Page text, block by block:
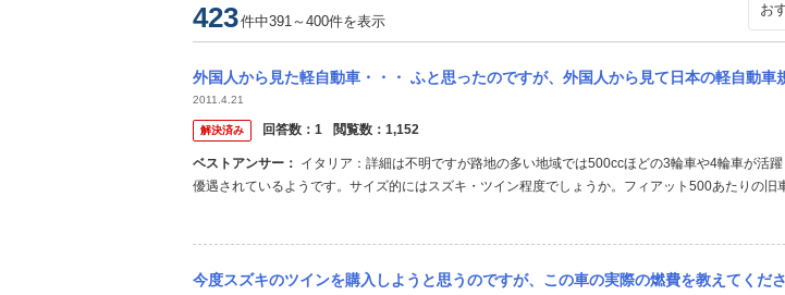
423件中391～400件を表示
外国人から見た軽自動車・・・ ふと思ったのですが、外国人から見て日本の軽自動車規格ってどう感じてるんでしょうか？？ 他の国にはこの様に排気量とサイズが小さい車が区別
2011.4.21
解決済み 回答数： 1 閲覧数： 1,152
ベストアンサー：
優遇されているようです。サイズ的にはスズキ・ツイン程度でしょうか。フィアット500あたりの旧
があるとのこと。 フランス：クワドリシクルという400cc以下の軽4車輪があり税制的に優遇されて
今度スズキのツインを購入しようと思うのですが、この車の実際の燃費を教えてください 又 利点や欠点を教え